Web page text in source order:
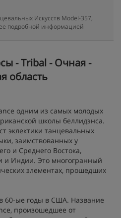
Искусств Model-357,
подробной информацией
- Tribal - Очная -
область
одним из самых молодых
школы беллидэнса.
эклектики танцевальных
заимствованных у
и Среднего Востока,
и Индии. Это многогранный
элементах, прошедших
60-ые годы в США. Название
произошедшее от